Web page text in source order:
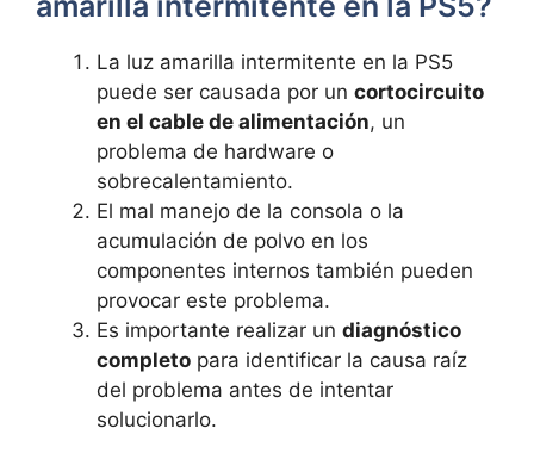
La luz amarilla intermitente en la​ PS5
puede ser⁢ causada⁢ por un cortocircuito
en el‌ cable de alimentación, un ​
problema ⁢de hardware o
sobrecalentamiento.
El ⁣mal ⁤manejo⁣ de la ⁢consola‌ o la
acumulación de polvo en⁤ los
‌componentes ‍internos también pueden⁢
provocar ‌este problema.
Es importante realizar un‌ diagnóstico
⁤completo para ⁣identificar la causa raíz
del⁣ problema antes de intentar
solucionarlo.